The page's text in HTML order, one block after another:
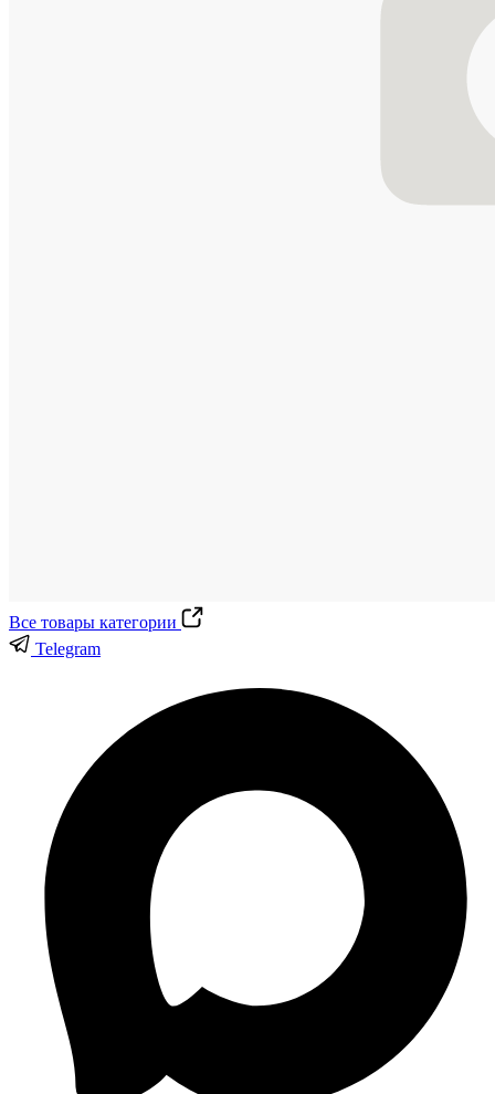
Все товары категории
Telegram